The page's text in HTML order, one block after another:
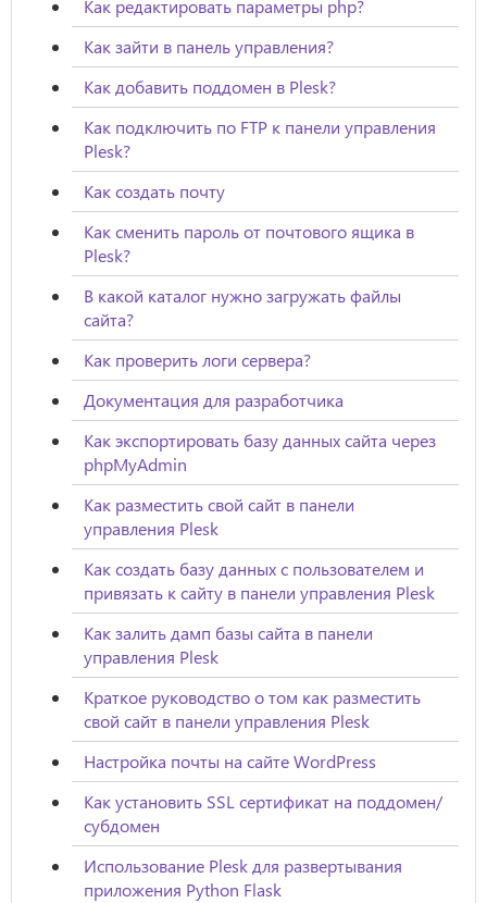
Как редактировать параметры php?
Как зайти в панель управления?
Как добавить поддомен в Plesk?
Как подключить по FTP к панели управления
Plesk?
Как создать почту
Как сменить пароль от почтового ящика в
Plesk?
В какой каталог нужно загружать файлы
сайта?
Как проверить логи сервера?
Документация для разработчика
Как экспортировать базу данных сайта через
phpMyAdmin
Как разместить свой сайт в панели
управления Plesk
Как создать базу данных с пользователем и
привязать к сайту в панели управления Plesk
Как залить дамп базы сайта в панели
управления Plesk
Краткое руководство о том как разместить
свой сайт в панели управления Plesk
Настройка почты на сайте WordPress
Как установить SSL сертификат на поддомен/
субдомен
Использование Plesk для развертывания
приложения Python Flask